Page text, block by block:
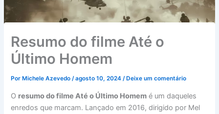
Resumo do filme Até o
Último Homem
Por Michele Azevedo/agosto 10, 2024/ Deixe um comentário
O resumo do filme Até o Último Homem é um daqueles
enredos que marcam. Lançado em 2016, dirigido por Mel